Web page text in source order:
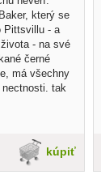
který se
Pittsvillu - a
- na své
černé
má všechny
nectnosti. tak
jako
181 stránkúpiť